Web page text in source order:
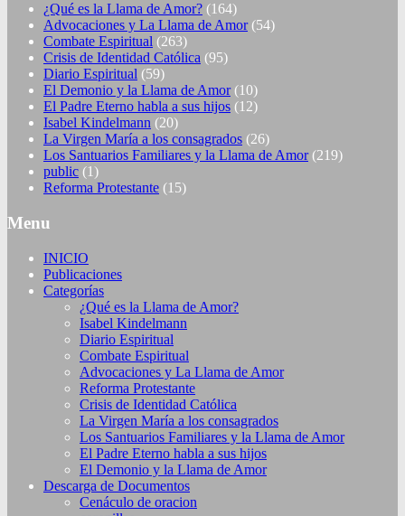
¿Qué es la Llama de Amor? (164)
Advocaciones y La Llama de Amor(54)
Combate Espiritual (263)
Crisis de Identidad Católica (95)
Diario Espiritual (59)
El Demonio y la Llama de Amor(10)
El Padre Eterno habla a sus hijos (12)
Isabel Kindelmann (20)
La Virgen María a los consagrados (26)
Los Santuarios Familiares y la Llama de Amor(219)
public (1)
Reforma Protestante (15)
Menu
INICIO
Publicaciones
Categorías
¿Qué es la Llama de Amor?
Isabel Kindelmann
Diario Espiritual
Combate Espiritual
Advocaciones y La Llama de Amor
Reforma Protestante
Crisis de Identidad Católica
La Virgen María a los consagrados
Los Santuarios Familiares y la Llama de Amor
El Padre Eterno habla a sus hijos
El Demonio y la Llama de Amor
Descarga de Documentos
Cenáculo de oracion